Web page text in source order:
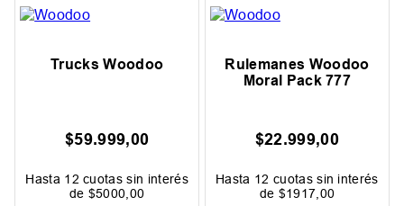
Trucks Woodoo
$59.999,00
Hasta 12 cuotas sin interés
de $5000 00
Rulemanes Woodoo
Moral Pack 777
$22.999,00
Hasta 12 cuotas sin interés
de $1917 00